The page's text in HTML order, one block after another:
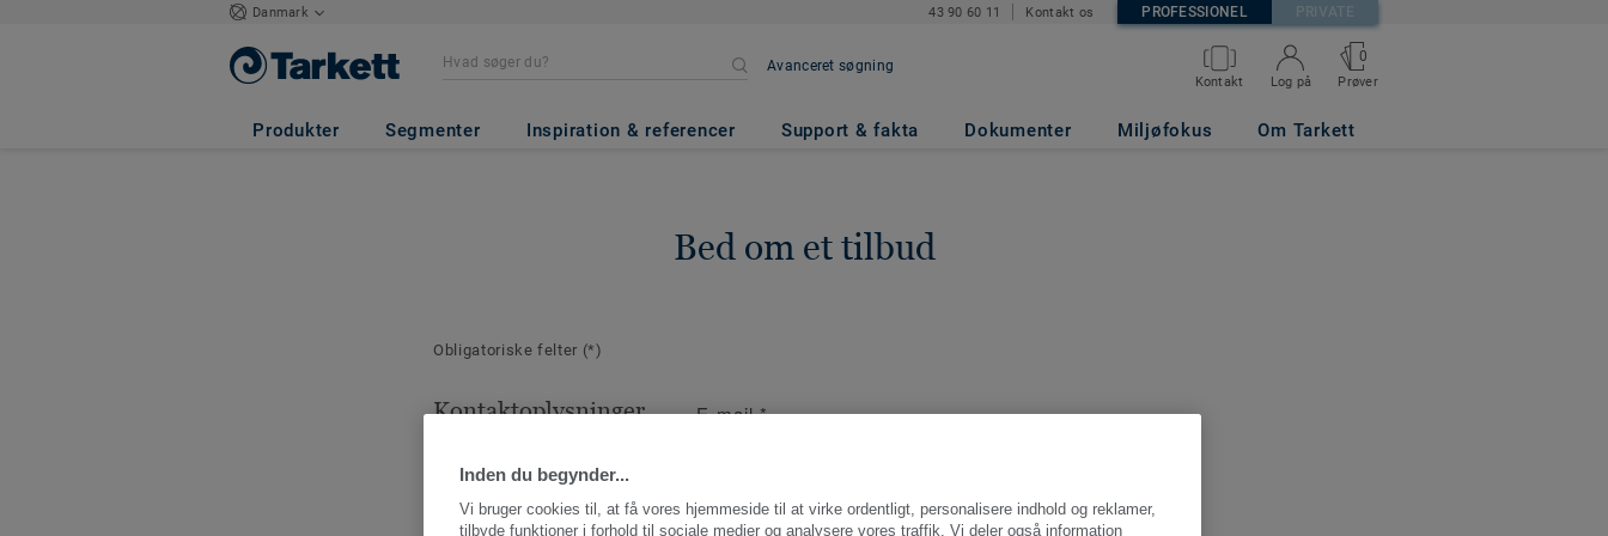
Danmark 43 90 60 11 Kontakt os PROFESSIONEL PRIVATE
Avanceret søgning
Kontakt Log på
0
Prøver
Produkter Segmenter Inspiration & referencer Support & fakta Dokumenter Miljøfokus Om Tarkett
Bed om et tilbud
Obligatoriske felter (*)
Kontaktoplysninger
denne bestilling.
E-mail*
Inden du begynder...
Vi bruger cookies til, at få vores hjemmeside til at virke ordentligt, personalisere indhold og reklamer,
tilbyde funktioner i forhold til sociale medier og analysere vores traffik. Vi deler også information